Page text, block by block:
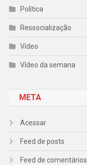
Política
Ressocialização
Vídeo
Vídeo da semana
META
Acessar
Feed de posts
Feed de comentários